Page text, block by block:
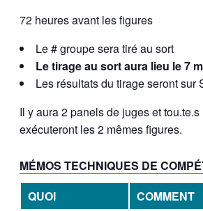
72 heures avant les figures
Le # groupe sera tiré au sort
Le tirage au sort aura lieu le 7
Les résultats du tirage seront sur
Il y aura 2 panels de juges et
exécuteront les 2 mêmes figures.
MÉMOS TECHNIQUES DE
QUOI
COMMENT